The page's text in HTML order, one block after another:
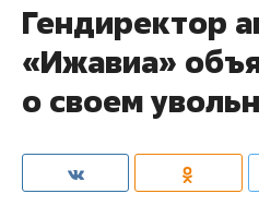
Гендиректор
«Ижавиа»
о своем